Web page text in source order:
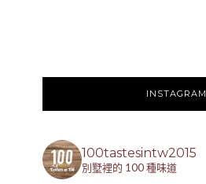
INSTAGRAM
100tastesintw2015
別墅裡的 100 種味道